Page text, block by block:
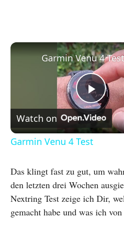
P
l
y
Garmin Venu 4 Test
Watch on
Garmin Venu 4 Test
Das klingt fast zu gut, um
den letzten drei Wochen
Nextring Test zeige ich Dir,
gemacht habe und was ich